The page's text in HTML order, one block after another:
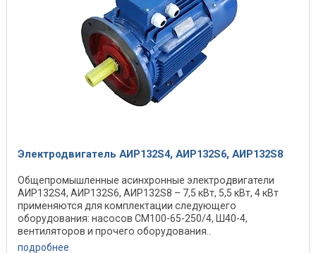
Электродвигатель АИР132S4, АИР132S6, АИР132S8
Общепромышленные асинхронные электродвигатели
АИР132S4, АИР132S6, АИР132S8 – 7,5 кВт, 5,5 кВт, 4 кВт
применяются для комплектации следующего
оборудования: насосов СМ100-65-250/4, Ш40-4,
вентиляторов и прочего оборудования..
Электродвигатели ...
подробнее